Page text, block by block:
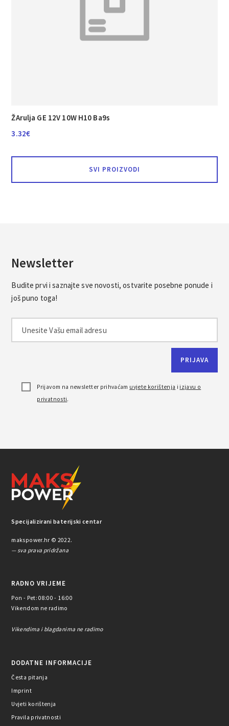
ŽArulja GE 12V 10W H10 Ba9s
3.32€
SVI PROIZVODI
Newsletter
Budite prvi i saznajte sve novosti, ostvarite posebne ponude i
još puno toga!
Prijavom na newsletter prihvaćam uvjete korištenja i izjavu o
privatnosti.
Specijalizirani baterijski centar
makspower.hr © 2022.
— sva prava pridržana
RADNO VRIJEME
Pon - Pet: 08:00 - 16:00
Vikendom ne radimo
Vikendima i blagdanima ne radimo
DODATNE INFORMACIJE
Česta pitanja
Imprint
Uvjeti korištenja
Pravila privatnosti